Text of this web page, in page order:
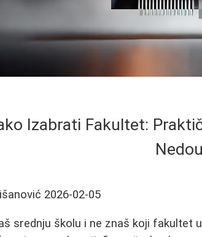
Izabrati Fakultet:
2026-02-05
srednju školu i ne znaš koji fakultet